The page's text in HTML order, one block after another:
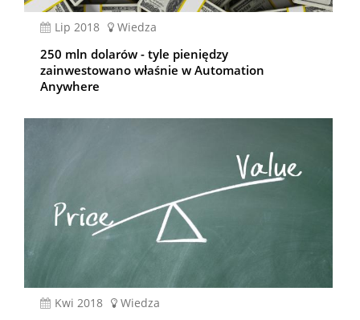
lip 2018 Wiedza
250 mln dolarów - tyle pieniędzy
zainwestowano właśnie w Automation
Anywhere
kwi 2018 Wiedza